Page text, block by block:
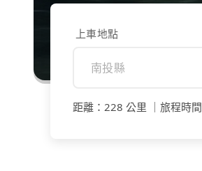
上車地點
距離 ： 228 公里 旅程時間